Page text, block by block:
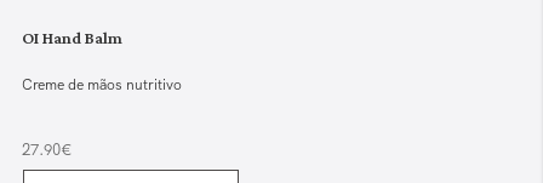
OI Hand Balm
Creme de mãos nutritivo
27.90€